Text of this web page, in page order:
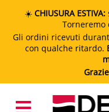
☀️ CHIUSURA ESTIVA:
Torneremo
Gli ordini ricevuti
con qualche ritardo.